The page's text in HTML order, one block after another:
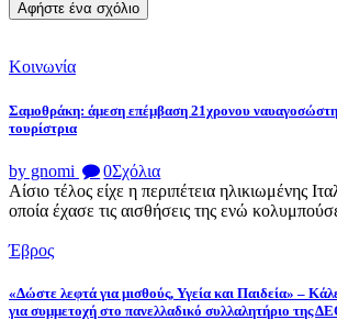
Κοινωνία
Σαμοθράκη: άμεση επέμβαση 21χρονου
τουρίστρια
by gnomi 0Σχόλια
Αίσιο τέλος είχε η περιπέτεια ηλικιωμένης
οποία έχασε τις αισθήσεις της ενώ
Έβρος
«Δώστε λεφτά για μισθούς, Υγεία και Παιδεία» –
για συμμετοχή στο πανελλαδικό συλλαλητήριο της